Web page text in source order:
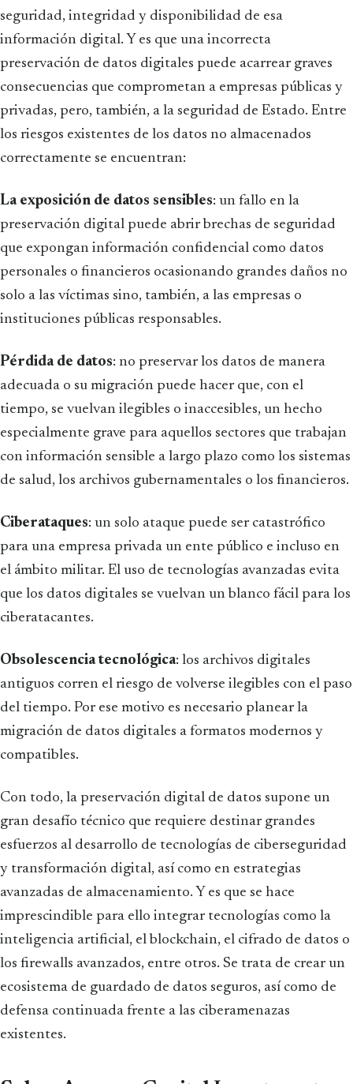
seguridad, integridad y disponibilidad de esa
información digital. Y es que una incorrecta
preservación de datos digitales puede acarrear graves
consecuencias que comprometan a empresas públicas y
privadas, pero, también, a la seguridad de Estado. Entre
los riesgos existentes de los datos no almacenados
correctamente se encuentran:
La exposición de datos sensibles: un fallo en la
preservación digital puede abrir brechas de seguridad
que expongan información confidencial como datos
personales o financieros ocasionando grandes daños no
solo a las víctimas sino, también, a las empresas o
instituciones públicas responsables.
Pérdida de datos: no preservar los datos de manera
adecuada o su migración puede hacer que, con el
tiempo, se vuelvan ilegibles o inaccesibles, un hecho
especialmente grave para aquellos sectores que trabajan
con información sensible a largo plazo como los sistemas
de salud, los archivos gubernamentales o los financieros.
Ciberataques: un solo ataque puede ser catastrófico
para una empresa privada un ente público e incluso en
el ámbito militar. El uso de tecnologías avanzadas evita
que los datos digitales se vuelvan un blanco fácil para los
ciberatacantes.
Obsolescencia tecnológica: los archivos digitales
antiguos corren el riesgo de volverse ilegibles con el paso
del tiempo. Por ese motivo es necesario planear la
migración de datos digitales a formatos modernos y
compatibles.
Con todo, la preservación digital de datos supone un
gran desafío técnico que requiere destinar grandes
esfuerzos al desarrollo de tecnologías de ciberseguridad
y transformación digital, así como en estrategias
avanzadas de almacenamiento. Y es que se hace
imprescindible para ello integrar tecnologías como la
inteligencia artificial, el blockchain, el cifrado de datos o
los firewalls avanzados, entre otros. Se trata de crear un
ecosistema de guardado de datos seguros, así como de
defensa continuada frente a las ciberamenazas
existentes.